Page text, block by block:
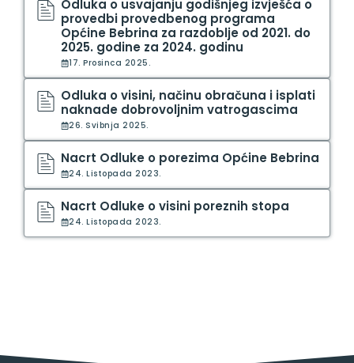
Odluka o usvajanju godišnjeg izvješća o
provedbi provedbenog programa
Općine Bebrina za razdoblje od 2021. do
2025. godine za 2024. godinu
17. Prosinca 2025.
Odluka o visini, načinu obračuna i isplati
naknade dobrovoljnim vatrogascima
26. Svibnja 2025.
Nacrt Odluke o porezima Općine Bebrina
24. Listopada 2023.
Nacrt Odluke o visini poreznih stopa
24. Listopada 2023.